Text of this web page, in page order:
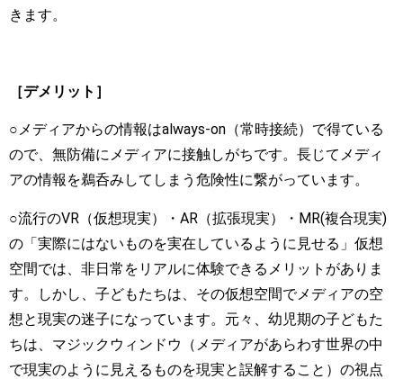
きます。
［デメリット］
○メディアからの情報はalways-on（常時接続）で得ている
ので、無防備にメディアに接触しがちです。長じてメディ
アの情報を鵜呑みしてしまう危険性に繋がっています。
○流行のVR（仮想現実）・AR（拡張現実）・MR(複合現実)
の「実際にはないものを実在しているように見せる」仮想
空間では、非日常をリアルに体験できるメリットがありま
す。しかし、子どもたちは、その仮想空間でメディアの空
想と現実の迷子になっています。元々、幼児期の子どもた
ちは、マジックウィンドウ（メディアがあらわす世界の中
で現実のように見えるものを現実と誤解すること）の視点